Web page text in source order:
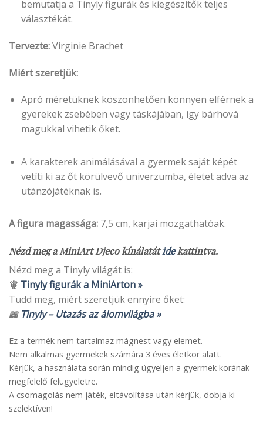
bemutatja a Tinyly figurák és kiegészítők teljes
választékát.
Tervezte:Virginie Brachet
Miért szeretjük:
Apró méretüknek köszönhetően könnyen elférnek a
gyerekek zsebében vagy táskájában, így bárhová
magukkal vihetik őket.
A karakterek animálásával a gyermek saját képét
vetíti ki az őt körülvevő univerzumba, életet adva az
utánzójátéknak is.
A figura magassága: 7,5 cm, karjai mozgathatóak.
Nézd meg a MiniArt Djeco kínálatátidekattintva.
Nézd meg a Tinyly világát is:
🧚 Tinyly figurák a MiniArton »
Tudd meg, miért szeretjük ennyire őket:
📖 Tinyly – Utazás az álomvilágba »
Ez a termék nem tartalmaz mágnest vagy elemet.
Nem alkalmas gyermekek számára 3 éves életkor alatt.
Kérjük, a használata során mindig ügyeljen a gyermek korának
megfelelő felügyeletre.
A csomagolás nem játék, eltávolítása után kérjük, dobja ki
szelektíven!